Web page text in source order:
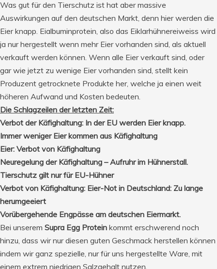
Was gut für den Tierschutz ist hat aber massive
Auswirkungen auf den deutschen Markt, denn hier werden die
Eier knapp. Eialbuminprotein, also das Eiklarhühnereiweiss wird
ja nur hergestellt wenn mehr Eier vorhanden sind, als aktuell
verkauft werden können. Wenn alle Eier verkauft sind, oder
gar wie jetzt zu wenige Eier vorhanden sind, stellt kein
Produzent getrocknete Produkte her, welche ja einen weit
höheren Aufwand und Kosten bedeuten.
Die Schlagzeilen der letzten Zeit:
Verbot der Käfighaltung: In der EU werden Eier knapp.
Immer weniger Eier kommen aus Käfighaltung
Eier: Verbot von Käfighaltung
Neuregelung der Käfighaltung – Aufruhr im Hühnerstall.
Tierschutz gilt nur für EU-Hühner
Verbot von Käfighaltung: Eier-Not in Deutschland: Zu lange
herumgeeiert
Vorübergehende Engpässe am deutschen Eiermarkt.
Bei unserem Supra Egg Protein kommt erschwerend noch
hinzu, dass wir nur diesen guten Geschmack herstellen können
indem wir ganz spezielle, nur für uns hergestellte Ware, mit
einem extrem niedrigen Salzgehalt nutzen.